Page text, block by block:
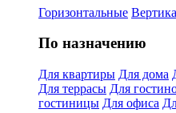
Горизонтальные
По назначению
Для квартиры Для дома
Для террасы Для
гостиницы Для офиса